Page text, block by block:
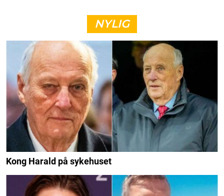
NYLIG
Kong Harald på sykehuset